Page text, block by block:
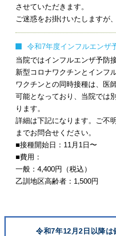
させていただきます。
ご迷惑をお掛けいたしますが
令和7年度インフルエンザ
当院ではインフルエンザ予防
新型コロナワクチンとインフ
ワクチンとの同時接種は、医
可能となっており、当院では
ります。
詳細は下記になります。ご不
までお問合せください。
■接種開始日：11月1日〜
■費用：
一般：4,400円（税込）
乙訓地区高齢者：1,500円
■受付：お電話または直接ご
令和7年12月2日以降は